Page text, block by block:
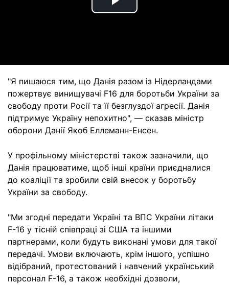
Play
"Я пишаюся тим, що Данія разом із Нідерландами
пожертвує винищувачі F16 для боротьби України за
свободу проти Росії та її безглуздої агресії. Данія
підтримує Україну непохитно", — сказав міністр
оборони Данії Якоб Еллеманн-Енсен.
У профільному міністерстві також зазначили, що
Данія працюватиме, щоб інші країни приєдналися
до коаліції та зробили свій внесок у боротьбу
України за свободу.
"Ми згодні передати Україні та ВПС України літаки
F-16 у тісній співпраці зі США та іншими
партнерами, коли будуть виконані умови для такої
передачі. Умови включають, крім іншого, успішно
відібраний, протестований і навчений український
персонал F-16, а також необхідні дозволи,